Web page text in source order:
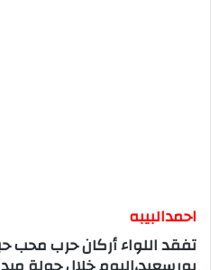
احمدالبيبه
تفقد اللواء أركان حرب